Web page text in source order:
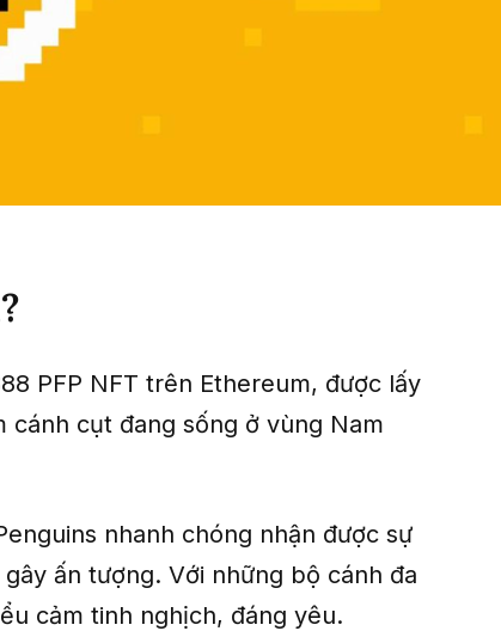
PFP NFT trên Ethereum, được lấy
cánh cụt đang sống ở vùng Nam
nhanh chóng nhận được sự
ấn tượng. Với những bộ cánh đa
cảm tinh nghịch, đáng yêu.